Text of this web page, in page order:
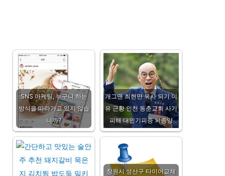
SNS 마케팅, 누구나 하는
방식을 따라가고 있지 않습
니까?
개그맨 최현만 목사 되기 이
유 근황 인천 동춘교회 사기
피해 대인기피증 뇌종양
창원시 성산구 타이어교체